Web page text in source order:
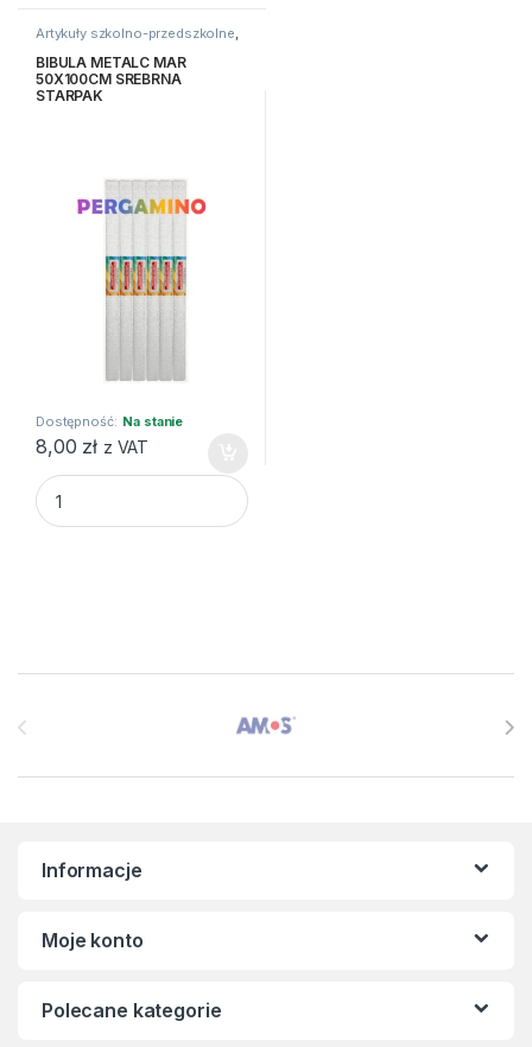
Artykuły szkolno-przedszkolne,
Bibuły i krepiny Kreatywne i
plastyczne
BIBULA METALC MAR
50X100CM SREBRNA
STARPAK
Dostępność: Na stanie
8,00 zł z VAT
BIBULA METALC MAR 50X100CM SREBRNA STARPAK
Informacje
Moje konto
Polecane kategorie